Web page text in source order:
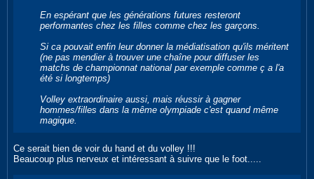
En espérant que les générations futures resteront
performantes chez les filles comme chez les garçons.
Si ca pouvait enfin leur donner la médiatisation qu'ils méritent
(ne pas mendier à trouver une chaîne pour diffuser les
matchs de championnat national par exemple comme ç a l'a
été si longtemps)
Volley extraordinaire aussi, mais réussir à gagner
hommes/filles dans la même olympiade c'est quand même
magique.
Ce serait bien de voir du hand et du volley !!!
Beaucoup plus nerveux et intéressant à suivre que le foot.....